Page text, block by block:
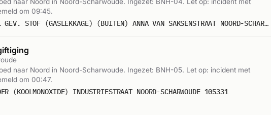
om 09:45.
P 2 BNH-04 ONGEVAL GEV. STOF (GASLEKKAGE) (BUITEN) ANNA VAN SAKSENSTRAAT NOORD-SCHARWOUDE 105331
naar Noord in Noord-Scharwoude. Ingezet: BNH-05. Let op: incident met
om 00:47.
(KOOLMONOXIDE) INDUSTRIESTRAAT NOORD-SCHARWOUDE 105331